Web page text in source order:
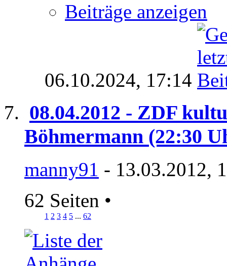
Beiträge anzeigen
06.10.2024, 17:14
08.04.2012 - ZDF
Böhmermann (22:30
manny91 - 13.03.2012,
62 Seiten •
1 2 3 4 5 ... 62